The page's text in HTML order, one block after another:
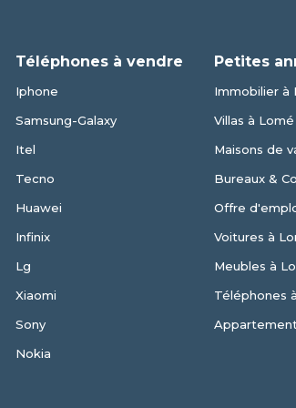
Téléphones à vendre
Iphone
Samsung-Galaxy
Itel
Tecno
Huawei
Infinix
Lg
Xiaomi
Sony
Nokia
Petites
Immobilier à
Villas à Lomé
Maisons de
Bureaux &
Offre
Voitures à
Meubles à
Téléphones